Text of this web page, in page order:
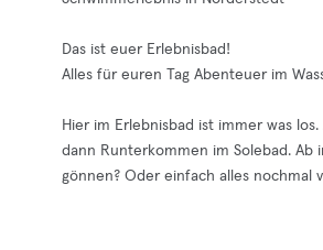
Das ist euer Erlebnisbad!
Alles für euren Tag Abenteuer im
Hier im Erlebnisbad ist immer was
dann Runterkommen im Solebad. Ab
gönnen? Oder einfach alles nochmal